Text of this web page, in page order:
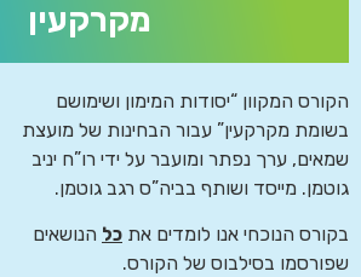
מקרקעין
הקורס המקוון “יסודות המימון ושימושם
בשומת מקרקעין” עבור הבחינות של מועצת
שמאים, ערך נפתר ומועבר על ידי רו”ח יניב
גוטמן. מייסד ושותף בביה”ס רגב גוטמן.
בקורס הנוכחי אנו לומדים את כל הנושאים
שפורסמו בסילבוס של הקורס.